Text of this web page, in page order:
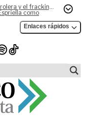
y el fracking,
como
Enlaces rápidos